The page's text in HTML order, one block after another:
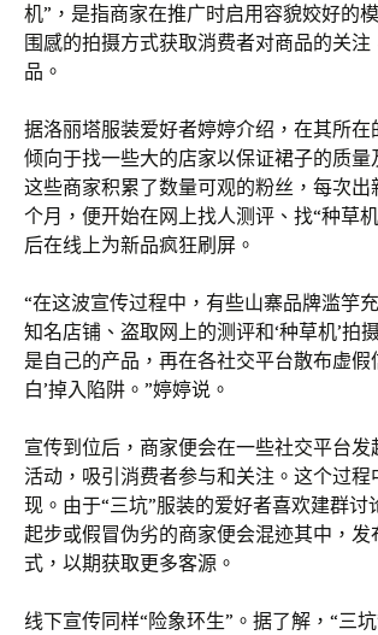
机”，是指商家在推广时启用容貌姣好的
围感的拍摄方式获取消费者对商品的关注
品。
据洛丽塔服装爱好者婷婷介绍，在其所在
倾向于找一些大的店家以保证裙子的质量
这些商家积累了数量可观的粉丝，每次出
个月，便开始在网上找人测评、找“种草
后在线上为新品疯狂刷屏。
“在这波宣传过程中，有些山寨品牌滥竽
知名店铺、盗取网上的测评和‘种草机’拍
是自己的产品，再在各社交平台散布虚假
白’掉入陷阱。”婷婷说。
宣传到位后，商家便会在一些社交平台发
活动，吸引消费者参与和关注。这个过程
现。由于“三坑”服装的爱好者喜欢建群讨
起步或假冒伪劣的商家便会混迹其中，发
式，以期获取更多客源。
线下宣传同样“险象环生”。据了解，“三